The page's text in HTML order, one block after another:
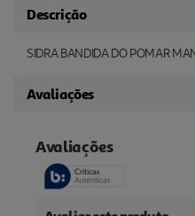
Descrição
SIDRA BANDIDA DO POMAR
Avaliações